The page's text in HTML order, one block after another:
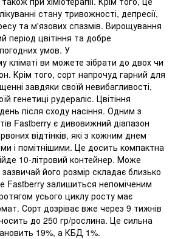
стану тривожності, депресії,
та м'язових спазмів. Вирощування
період цвітіння та добре
умов. У
кліматі ви можете зібрати до двох чи
Крім того, сорт напрочуд гарний для
завдяки своїй невибагливості,
генетиці рудераліс. Цвітіння
після сходу насіння. Одним з
Fastberry є дивовижний діапазон
відтінків, які з кожним днем
і помітнішими. Це досить компактна
10-літровий контейнер. Може
його розмір складає близько
Fastberry залишиться непоміченим
усього циклу росту має
Сорт дозріває вже через 9 тижнів
до 250 гр/рослина. Це сильна
19%, а КБД 1%.